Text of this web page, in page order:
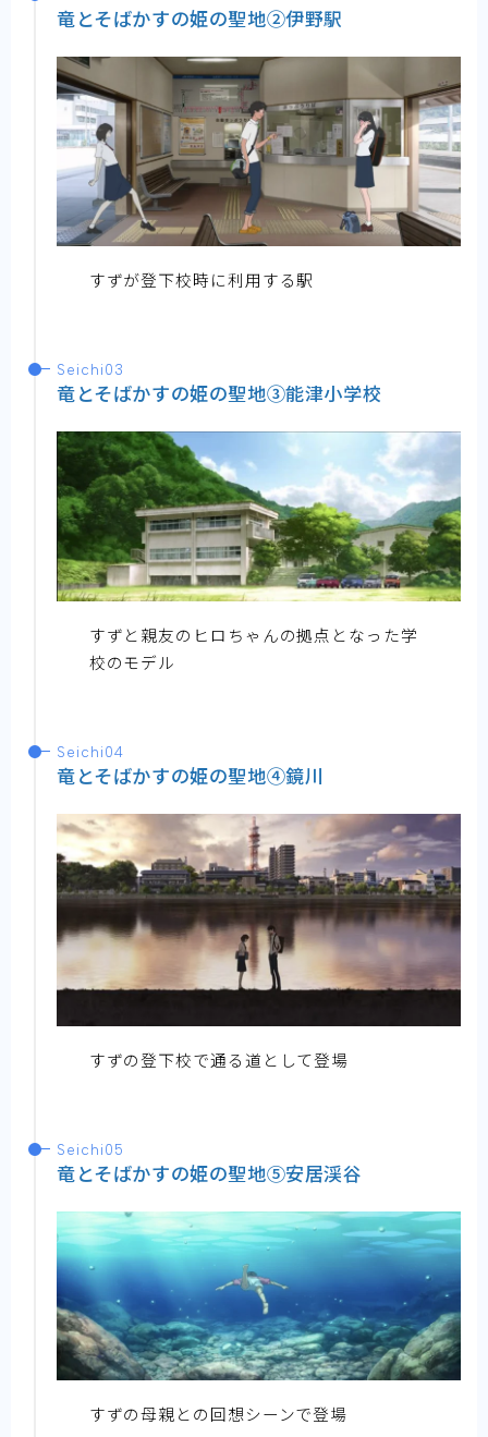
竜とそばかすの姫の聖地②伊野駅
すずが登下校時に利用する駅
Seichi03
竜とそばかすの姫の聖地③能津小学校
すずと親友のヒロちゃんの拠点となった学
校のモデル
Seichi04
竜とそばかすの姫の聖地④鏡川
すずの登下校で通る道として登場
Seichi05
竜とそばかすの姫の聖地⑤安居渓谷
すずの母親との回想シーンで登場